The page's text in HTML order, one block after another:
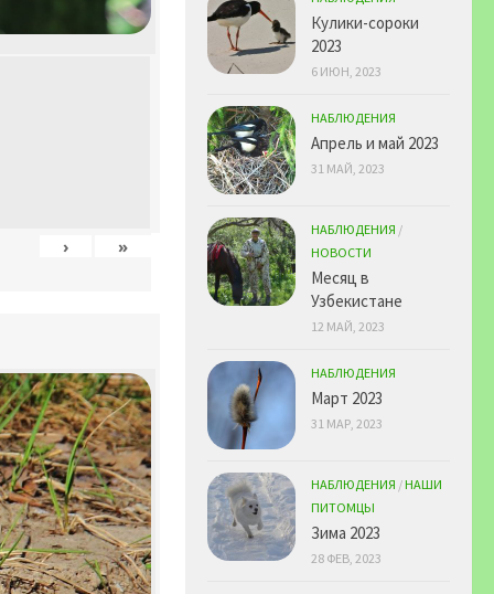
› »
Кулики-сороки
2023
6 ИЮН, 2023
НАБЛЮДЕНИЯ
Апрель и май 2023
31 МАЙ, 2023
НАБЛЮДЕНИЯ /
НОВОСТИ
Месяц в
Узбекистане
12 МАЙ, 2023
НАБЛЮДЕНИЯ
Март 2023
31 МАР, 2023
НАБЛЮДЕНИЯ /НАШИ
ПИТОМЦЫ
Зима 2023
28 ФЕВ, 2023